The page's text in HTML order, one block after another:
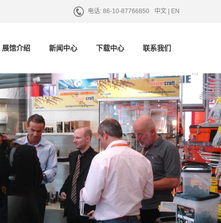
中文 | EN
电话:86-10-87766850
展馆介绍 新闻中心 下载中心 联系我们